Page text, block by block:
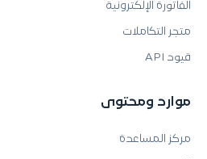
الفاتورة الإلكترونية
متجر التكاملات
قيود API
موارد ومحتوى
مركز المساعدة